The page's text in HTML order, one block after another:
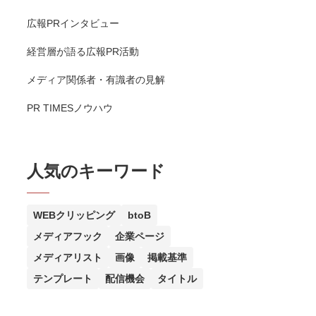
広報PRインタビュー
経営層が語る広報PR活動
メディア関係者・有識者の見解
PR TIMESノウハウ
人気のキーワード
WEBクリッピング
btoB
メディアフック
企業ページ
メディアリスト
画像
掲載基準
テンプレート
配信機会 タイトル